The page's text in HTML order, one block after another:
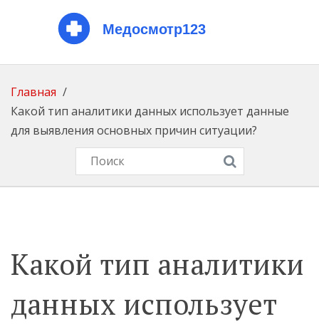
Главная
Какой тип аналитики данных использует данные
для выявления основных причин ситуации?
Какой тип аналитики
данных использует